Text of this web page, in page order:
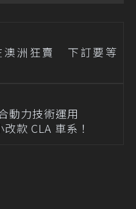
澳洲狂賣 下訂要等
動力技術運用
款 CLA 車系！